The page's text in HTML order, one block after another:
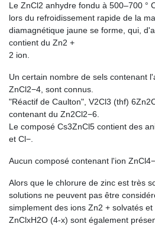
Le ZnCl2 anhydre fondu à 500–700 °
lors du refroidissement rapide de la
diamagnétique jaune se forme, qui,
contient du Zn2 +
2 ion.
Un certain nombre de sels contenant
ZnCl2−4, sont connus.
"Réactif de Caulton", V2Cl3 (thf)
contenant du Zn2Cl2−6.
Le composé Cs3ZnCl5 contient des
et Cl−.
Aucun composé contenant l'ion
Alors que le chlorure de zinc est très
solutions ne peuvent pas être
simplement des ions Zn2 + solvatés
ZnClxH2O (4-x) sont également